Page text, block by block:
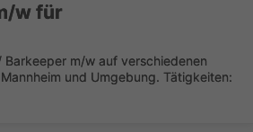
w für
m/w auf verschiedenen
und Umgebung. Tätigkeiten: